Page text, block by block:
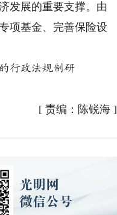
发展的重要支撑。由
项基金、完善保险设
行政法规制研
[ 责编：陈锐海 ]